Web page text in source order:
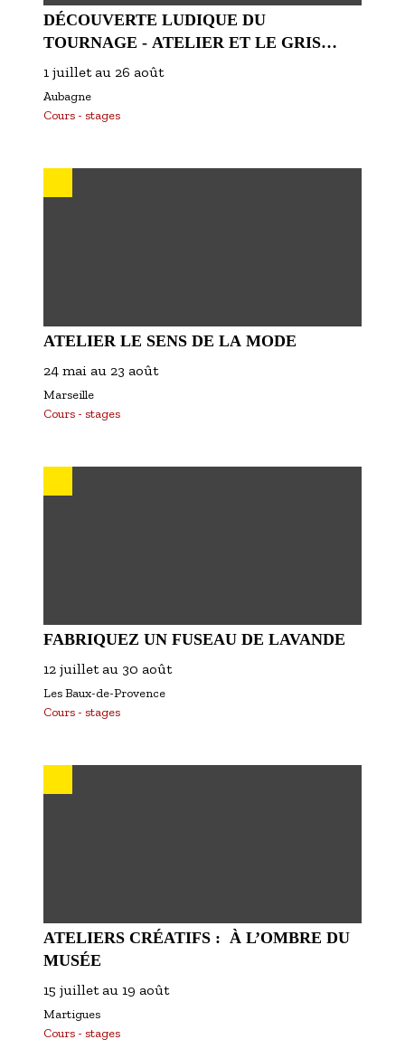
DÉCOUVERTE LUDIQUE DU
TOURNAGE - ATELIER ET LE GRIS
DEVIENT BLEU
1 juillet au 26 août
Aubagne
Cours - stages
ATELIER LE SENS DE LA MODE
24 mai au 23 août
Marseille
Cours - stages
FABRIQUEZ UN FUSEAU DE LAVANDE
12 juillet au 30 août
Les Baux-de-Provence
Cours - stages
ATELIERS CRÉATIFS : À L’OMBRE DU
MUSÉE
15 juillet au 19 août
Martigues
Cours - stages